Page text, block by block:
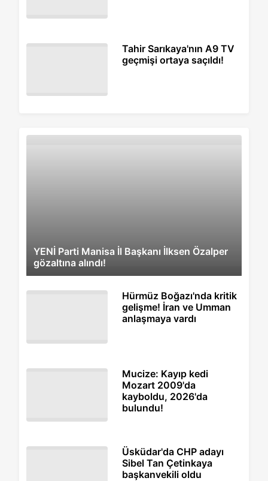
Tahir Sarıkaya'nın A9 TV
geçmişi ortaya saçıldı!
YENİ Parti Manisa İl Başkanı İlksen Özalper
gözaltına alındı!
Hürmüz Boğazı'nda kritik
gelişme! İran ve Umman
anlaşmaya vardı
Mucize: Kayıp kedi
Mozart 2009'da
kayboldu, 2026'da
bulundu!
Üsküdar'da CHP adayı
Sibel Tan Çetinkaya
başkanvekili oldu